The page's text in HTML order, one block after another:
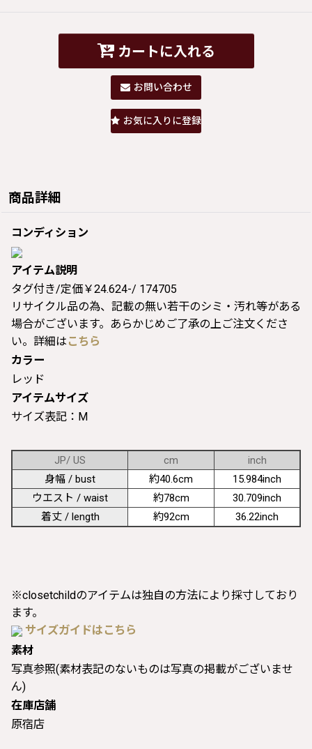
カートに入れる
お問い合わせ
お気に入りに登録
商品詳細
コンディション
アイテム説明
タグ付き/定価￥24.624-/ 174705
リサイクル品の為、記載の無い若干のシミ・汚れ等がある
場合がございます。あらかじめご了承の上ご注文くださ
い。詳細は こちら
カラー
レッド
アイテムサイズ
サイズ表記：M
JP/ US cm
inch
身幅 / bust
約40.6cm
15.984inch
ウエスト / waist
約78cm
30.709inch
着丈 / length
約92cm 36.22inch
※closetchildのアイテムは独自の方法により採寸しており
ます。
サイズガイドはこちら
素材
写真参照(素材表記のないものは写真の掲載がございませ
ん)
在庫店舗
原宿店